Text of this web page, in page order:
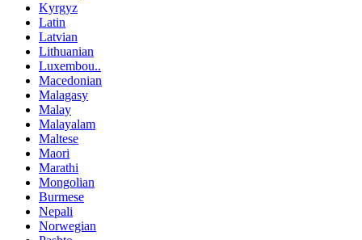
Kyrgyz
Latin
Latvian
Lithuanian
Luxembou..
Macedonian
Malagasy
Malay
Malayalam
Maltese
Maori
Marathi
Mongolian
Burmese
Nepali
Norwegian